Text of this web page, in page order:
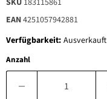
SKU 183115861
EAN4251057942881
Verfügbarkeit: Ausverkauft
Anzahl